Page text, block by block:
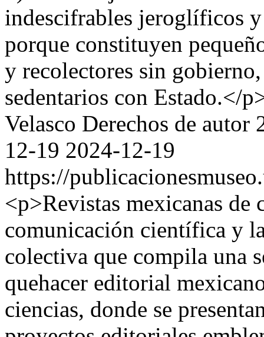
indescifrables jeroglíficos
porque constituyen
y recolectores sin
sedentarios con Estado.</
Velasco Derechos de
12-19 2024-12-19
https://
<p>Revistas mexicanas de
comunicación científica y
colectiva que compila una
quehacer editorial
ciencias, donde se